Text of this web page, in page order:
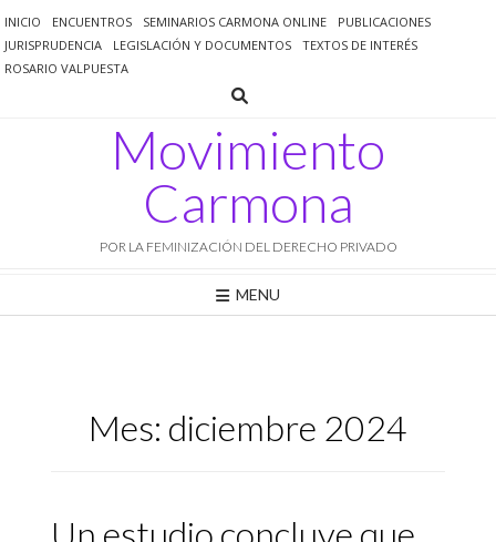
al
contenido
INICIO ENCUENTROS SEMINARIOS CARMONA ONLINE
PUBLICACIONES
JURISPRUDENCIA
LEGISLACIÓN Y DOCUMENTOS
TEXTOS DE INTERÉS
ROSARIO VALPUESTA
Movimiento
Carmona
POR LA FEMINIZACIÓN DEL DERECHO PRIVADO
MENU
Mes: diciembre 2024